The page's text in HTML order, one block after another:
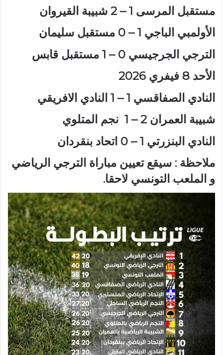
مستقبل المرسى 1 – 2 شبيبة القيروان
الأولمبي الباجي 1 – 0 مستقبل سليمان
الترجي الجرجيسي 0 – 1 مستقبل قابس
الأحد 8 فيفري 2026
النادي الصفاقسي 1 – 1 النادي الافريقي
شبيبة العمران 2 – 1 نجم المتلوي
النادي البنزرتي 1 – 0 اتحاد بنقردان
ملاحظة : سيقع تعيين مباراة الترجي الرياضي
و الملعب التونسي لاحقا.